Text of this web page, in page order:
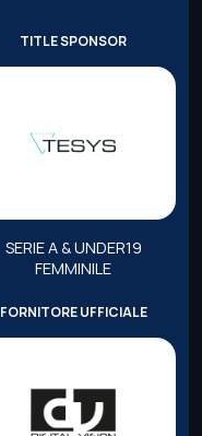
TITLE SPONSOR
SERIE A & UNDER19
FEMMINILE
FORNITORE UFFICIALE